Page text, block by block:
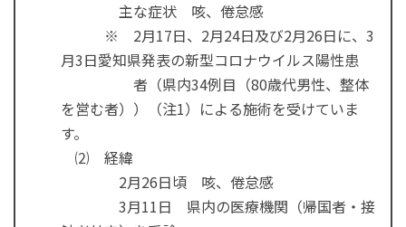
主な症状 咳、倦怠感
※ 2月17日、2月24日及び2月26日に、3
月3日愛知県発表の新型コロナウイルス陽性患
者（県内34例目（80歳代男性、整体
を営む者））（注1）による施術を受けていま
す。
⑵ 経緯
2月26日頃 咳、倦怠感
3月11日 県内の医療機関（帰国者・接